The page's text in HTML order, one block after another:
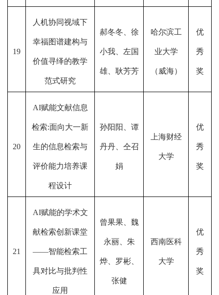
19
人机协同视域下
幸福图谱建构与
价值寻绎的教学
范式研究
郝冬冬、徐
小我、左国
雄、耿芳芳
哈尔滨工
业大学
（威海）
优
秀
奖
20
AI赋能文献信息
检索:面向大一新
生的信息检索与
评价能力培养课
程设计
孙阳阳、谭
丹丹、仝召
娟
上海财经
大学
优
秀
奖
21
AI赋能的学术文
献检索创新课堂
——智能检索工
具对比与批判性
应用
曾果果、魏
永丽、朱
烨、罗彬、
张健
西南医科
大学
优
秀
奖